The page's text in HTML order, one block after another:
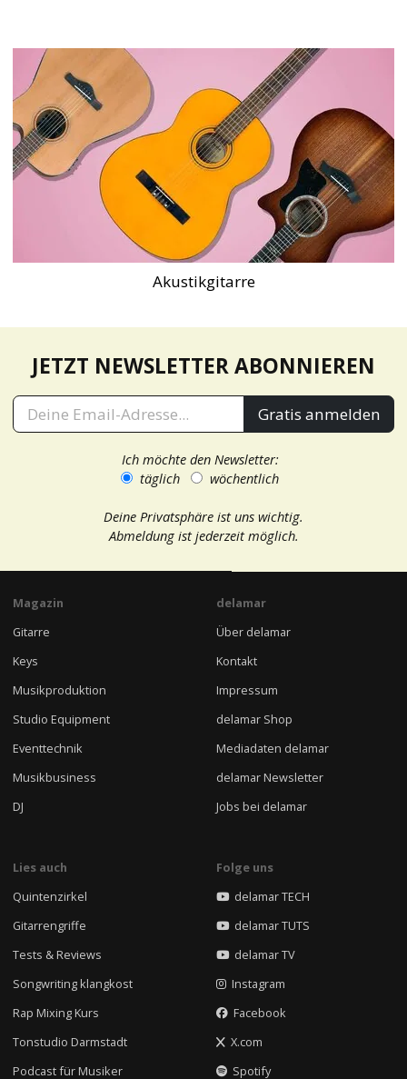
Akustikgitarre
JETZT NEWSLETTER ABONNIEREN
Gratis anmelden
Ich möchte den Newsletter:
täglich
wöchentlich
Deine Privatsphäre ist uns wichtig.
Abmeldung ist jederzeit möglich.
Magazin
Gitarre
Keys
Musikproduktion
Studio Equipment
Eventtechnik
Musikbusiness
DJ
delamar
Über delamar
Kontakt
Impressum
delamar Shop
Mediadaten delamar
delamar Newsletter
Jobs bei delamar
Lies auch
Quintenzirkel
Gitarrengriffe
Tests & Reviews
Songwriting klangkost
Rap Mixing Kurs
Tonstudio Darmstadt
Podcast für Musiker
Folge uns
delamar TECH
delamar TUTS
delamar TV
Instagram
Facebook
X.com
Spotify